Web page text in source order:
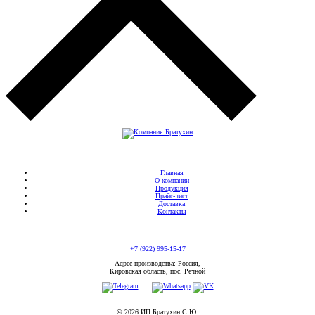
Главная
О компании
Продукция
Прайс-лист
Доставка
Контакты
+7 (922) 995-15-17
Адрес производства: Россия,
Кировская область, пос. Речной
© 2026 ИП Братухин С.Ю.